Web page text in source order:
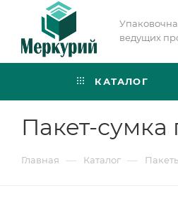
ведущих
КАТАЛОГ
Пакет-сумка
Главная — Каталог —